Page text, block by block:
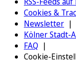
Cookies &
Newsletter
Kölner Stadt-
FAQ
Cookie-